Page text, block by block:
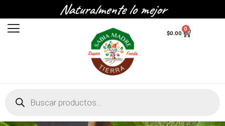
Naturalmente lo mejor
$0.00
0